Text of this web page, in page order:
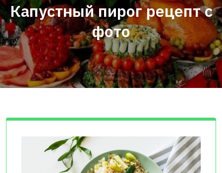
Капустный пирог рецепт с
фото